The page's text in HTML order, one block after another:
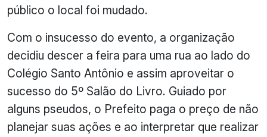
público o local foi mudado.
Com o insucesso do evento, a organização
decidiu descer a feira para uma rua ao lado do
Colégio Santo Antônio e assim aproveitar o
sucesso do 5º Salão do Livro. Guiado por
alguns pseudos, o Prefeito paga o preço de não
planejar suas ações e ao interpretar que realizar